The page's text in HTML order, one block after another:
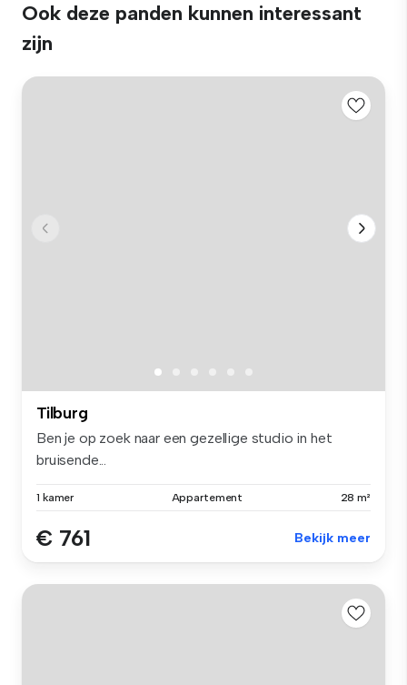
Ook deze panden kunnen interessant
zijn
Tilburg
Ben je op zoek naar een gezellige studio in het
bruisende...
1 kamer Appartement 28 m²
€ 761 Bekijk meer